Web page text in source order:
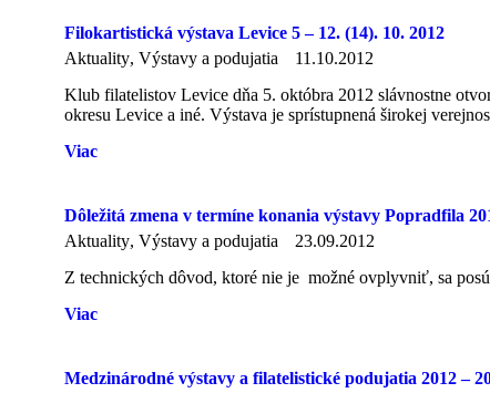
Filokartistická výstava Levice 5 – 12. (14). 10. 2012
Aktuality, Výstavy a podujatia
11.10.2012
Klub filatelistov Levice dňa 5. októbra 2012 slávnostne
okresu Levice a iné. Výstava je sprístupnená širokej
Viac
Dôležitá zmena v termíne konania výstavy Popradfila
Aktuality, Výstavy a podujatia
23.09.2012
Z technických dôvod, ktoré nie je možné ovplyvniť, sa
Viac
Medzinárodné výstavy a filatelistické podujatia 2012 –